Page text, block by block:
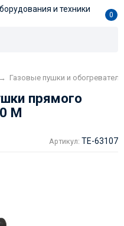
0
→ Газовые пушки и обогреватели
прямого
M
Артикул: TE-63107